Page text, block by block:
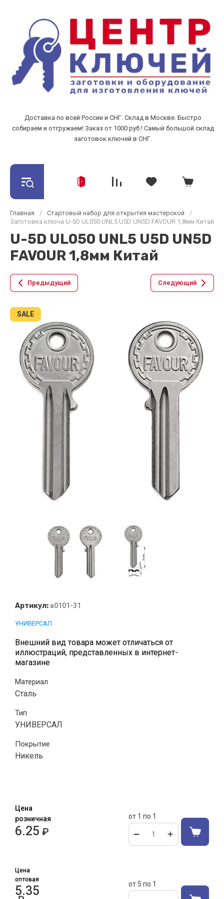
Доставка по всей России и СНГ. Склад в Москве. Быстро
собираем и отгружаем! Заказ от 1000 руб.! Самый большой склад
заготовок ключей в СНГ.
Главная / Стартовый набор для открытия мастерской
/
Заготовка ключа U-5D UL050 UNL5 U5D UN5D FAVOUR 1,8мм Китай
U-5D UL050 UNL5 U5D UN5D
FAVOUR 1,8мм Китай
Предыдущий Следующий
SALE
Артикул:а0101-31
УНИВЕРСАЛ
Внешний вид товара может отличаться от
иллюстраций, представленных в интернет-
магазине
Материал
Сталь
Тип
УНИВЕРСАЛ
Покрытие
Никель
Цена
розничная
6.25 ₽
от 1 по 1
Цена
оптовая
5.35 от 5 по 1